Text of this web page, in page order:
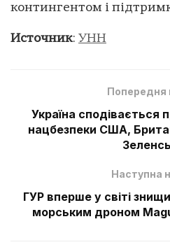
контингентом і
Источник: УНН
Попередня
Україна сподівається
нацбезпеки США,
Наступна
ГУР вперше у світі
морським дроном